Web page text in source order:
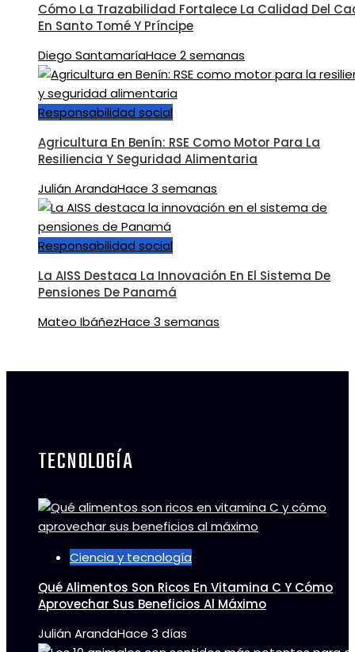
Cómo La Trazabilidad Fortalece La Calidad Del
En Santo Tomé Y Príncipe
Diego SantamaríaHace 2 semanas
Responsabilidad social
Agricultura En Benín: RSE Como Motor Para La
Resiliencia Y Seguridad Alimentaria
Julián ArandaHace 3 semanas
Responsabilidad social
La AISS Destaca La Innovación En El Sistema De
Pensiones De Panamá
Mateo IbáñezHace 3 semanas
TECNOLOGÍA
Ciencia y tecnología
Qué Alimentos Son Ricos En Vitamina C Y Cómo
Aprovechar Sus Beneficios Al Máximo
Julián ArandaHace 3 días